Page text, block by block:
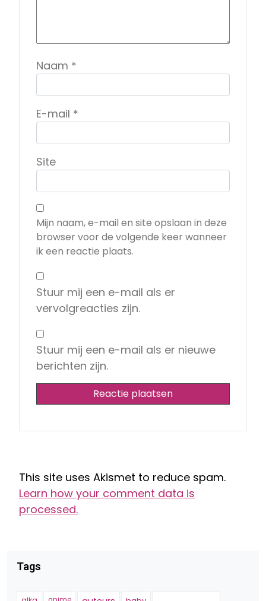
Naam *
E-mail *
Site
Mijn naam, e-mail en site opslaan in deze
browser voor de volgende keer wanneer
ik een reactie plaats.
Stuur mij een e-mail als er
vervolgreacties zijn.
Stuur mij een e-mail als er nieuwe
berichten zijn.
This site uses Akismet to reduce spam.
Learn how your comment data is
processed.
Tags